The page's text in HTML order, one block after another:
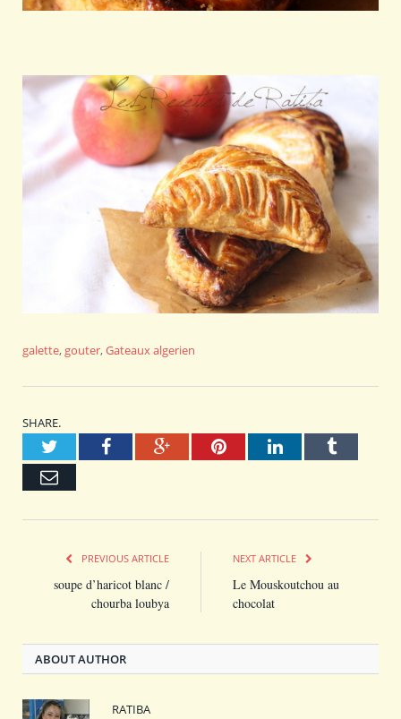
galette, gouter,Gateaux algerien
SHARE.
TwitterFacebookGoogle+PinterestLinkedInTumblr
Email
PREVIOUS ARTICLE
soupe d’haricot blanc /
chourba loubya
NEXT ARTICLE
Le Mouskoutchou au
chocolat
ABOUT AUTHOR
RATIBA